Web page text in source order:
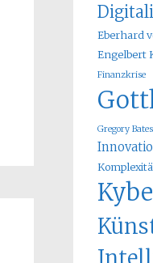
Eberhard
Engelbert
Finanzkrise
Gregory